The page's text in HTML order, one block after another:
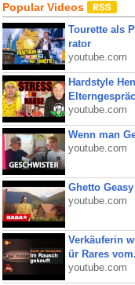
Popular Videos
Tourette als
rator
youtube.com
Hardstyle
youtube.com
Wenn man
youtube.com
Ghetto
youtube.com
Verkäuferin
ür Rares
youtube.com